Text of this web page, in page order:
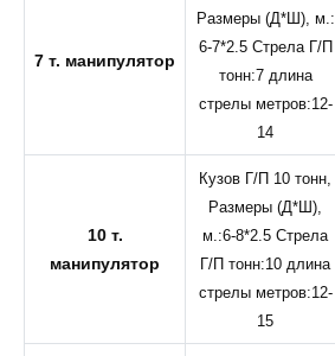
7 т. манипулятор
Размеры (Д*Ш), м.:
6-7*2.5 Стрела Г/П
тонн:7 длина
стрелы метров:12-
14
10 т.
манипулятор
Кузов Г/П 10 тонн,
Размеры (Д*Ш),
м.:6-8*2.5 Стрела
Г/П тонн:10 длина
стрелы метров:12-
15